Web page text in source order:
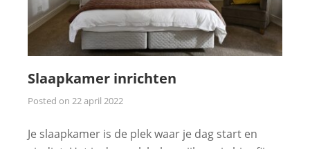
Slaapkamer inrichten
Posted on 22 april 2022
Je slaapkamer is de plek waar je dag start en